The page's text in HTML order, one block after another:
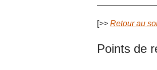
[>> Retour au
Points de